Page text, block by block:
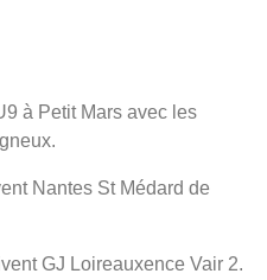
à Petit Mars avec les
Nantes St Médard de
GJ Loireauxence Vair 2.